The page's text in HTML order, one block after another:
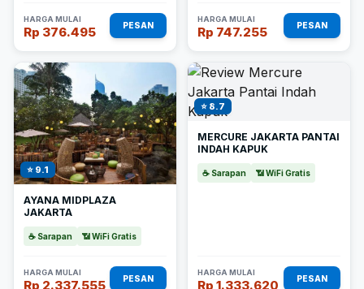
HARGA MULAI
Rp 376.495 PESAN
HARGA MULAI
Rp 747.255 PESAN
⭐ 9.1
AYANA MIDPLAZA
JAKARTA
☕ Sarapan 📶 WiFi Gratis
HARGA MULAI
Rp 2.337.555 PESAN
⭐ 8.7
MERCURE JAKARTA PANTAI
INDAH KAPUK
☕ Sarapan 📶 WiFi Gratis
HARGA MULAI
Rp 1.333.620 PESAN